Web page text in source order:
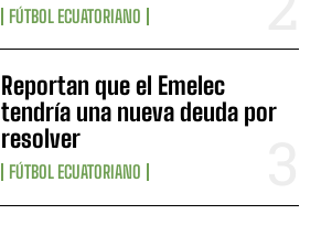
FÚTBOL ECUATORIANO
Reportan que el Emelec
tendría una nueva deuda por
resolver
FÚTBOL ECUATORIANO